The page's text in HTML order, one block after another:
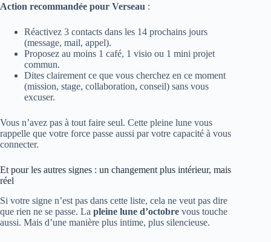
Action recommandée pour Verseau :
Réactivez 3 contacts dans les 14 prochains jours
(message, mail, appel).
Proposez au moins 1 café, 1 visio ou 1 mini projet
commun.
Dites clairement ce que vous cherchez en ce moment
(mission, stage, collaboration, conseil) sans vous
excuser.
Vous n’avez pas à tout faire seul. Cette pleine lune vous
rappelle que votre force passe aussi par votre capacité à vous
connecter.
Et pour les autres signes : un changement plus intérieur, mais
réel
Si votre signe n’est pas dans cette liste, cela ne veut pas dire
que rien ne se passe. La pleine lune d’octobre vous touche
aussi. Mais d’une manière plus intime, plus silencieuse.